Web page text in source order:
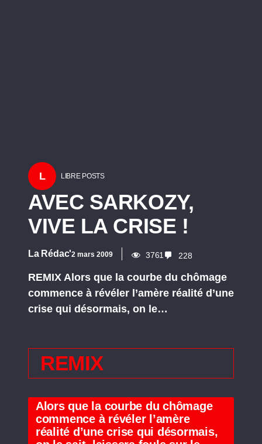
L LIBRE POSTS
AVEC SARKOZY,
VIVE LA CRISE !
La Rédac'2 mars 2009 3761 228
REMIX Alors que la courbe du chômage
commence à révéler l’amère réalité d’une
crise qui désormais, on le…
REMIX
Alors que la courbe du chômage
commence à révéler l’amère
réalité d’une crise qui désormais,